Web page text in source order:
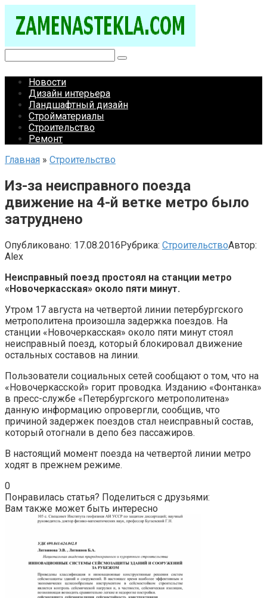
контенту
Новости
Дизайн интерьера
Ландшафтный дизайн
Стройматериалы
Строительство
Ремонт
Главная » Строительство
Из-за неисправного поезда
движение на 4-й ветке метро было
затруднено
Опубликовано: 17.08.2016Рубрика: СтроительствоАвтор:
Alex
Неисправный поезд простоял на станции метро
«Новочеркасская» около пяти минут.
Утром 17 августа на четвертой линии петербургского
метрополитена произошла задержка поездов. На
станции «Новочеркасская» около пяти минут стоял
неисправный поезд, который блокировал движение
остальных составов на линии.
Пользователи социальных сетей сообщают о том, что на
«Новочеркасской» горит проводка. Изданию «Фонтанка»
в пресс-службе «Петербургского метрополитена»
данную информацию опровергли, сообщив, что
причиной задержек поездов стал неисправный состав,
который отогнали в депо без пассажиров.
В настоящий момент поезда на четвертой линии метро
ходят в прежнем режиме.
0
Понравилась статья? Поделиться с друзьями:
Вам также может быть интересно